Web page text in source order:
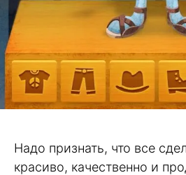
Надо признать, что все
красиво, качественно и